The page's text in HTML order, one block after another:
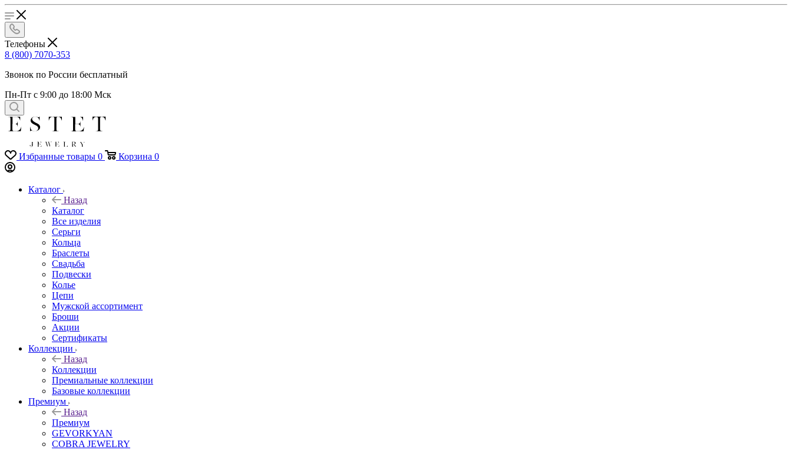
Телефоны
8 (800) 7070-353
Звонок по России бесплатный
Пн-Пт с 9:00 до 18:00 Мск
Избранные товары 0 Корзина 0
Каталог
Назад
Каталог
Все изделия
Серьги
Кольца
Браслеты
Свадьба
Подвески
Колье
Цепи
Мужской ассортимент
Броши
Акции
Сертификаты
Коллекции
Назад
Коллекции
Премиальные коллекции
Базовые коллекции
Премиум
Назад
Премиум
GEVORKYAN
COBRA JEWELRY